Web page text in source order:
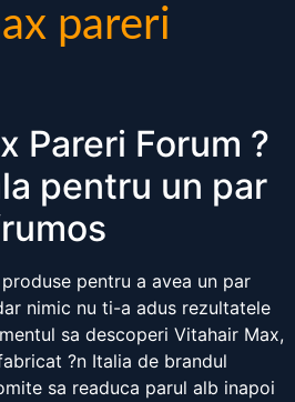
pareri
Pareri Forum ?
pentru un par
pentru a avea un par
nimic nu ti-a adus rezultatele
sa descoperi Vitahair Max,
?n Italia de brandul
sa readuca parul alb inapoi